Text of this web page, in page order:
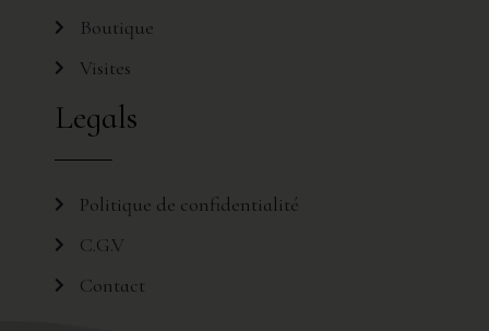
Boutique
Visites
Legals
Politique de confidentialité
C.G.V
Contact